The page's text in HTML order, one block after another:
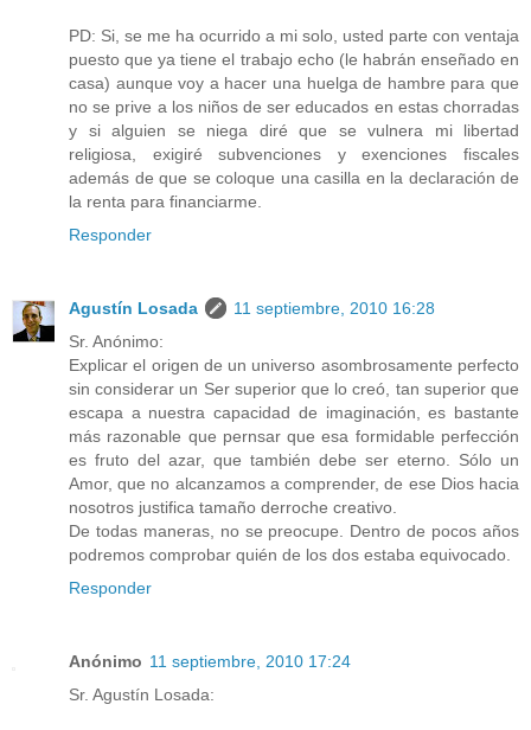
PD: Si, se me ha ocurrido a mi solo, usted parte con ventaja
puesto que ya tiene el trabajo echo (le habrán enseñado en
casa) aunque voy a hacer una huelga de hambre para que
no se prive a los niños de ser educados en estas chorradas
y si alguien se niega diré que se vulnera mi libertad
religiosa, exigiré subvenciones y exenciones fiscales
además de que se coloque una casilla en la declaración de
la renta para financiarme.
Responder
Agustín Losada
11 septiembre, 2010 16:28
Sr. Anónimo:
Explicar el origen de un universo asombrosamente perfecto
sin considerar un Ser superior que lo creó, tan superior que
escapa a nuestra capacidad de imaginación, es bastante
más razonable que pernsar que esa formidable perfección
es fruto del azar, que también debe ser eterno. Sólo un
Amor, que no alcanzamos a comprender, de ese Dios hacia
nosotros justifica tamaño derroche creativo.
De todas maneras, no se preocupe. Dentro de pocos años
podremos comprobar quién de los dos estaba equivocado.
Responder
Anónimo 11 septiembre, 2010 17:24
Sr. Agustín Losada: